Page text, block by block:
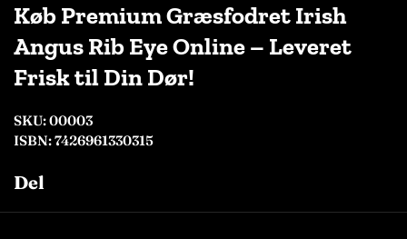
Køb Premium Græsfodret Irish
Angus Rib Eye Online – Leveret
Frisk til Din Dør!
SKU: 00003
ISBN: 7426961330315
Del